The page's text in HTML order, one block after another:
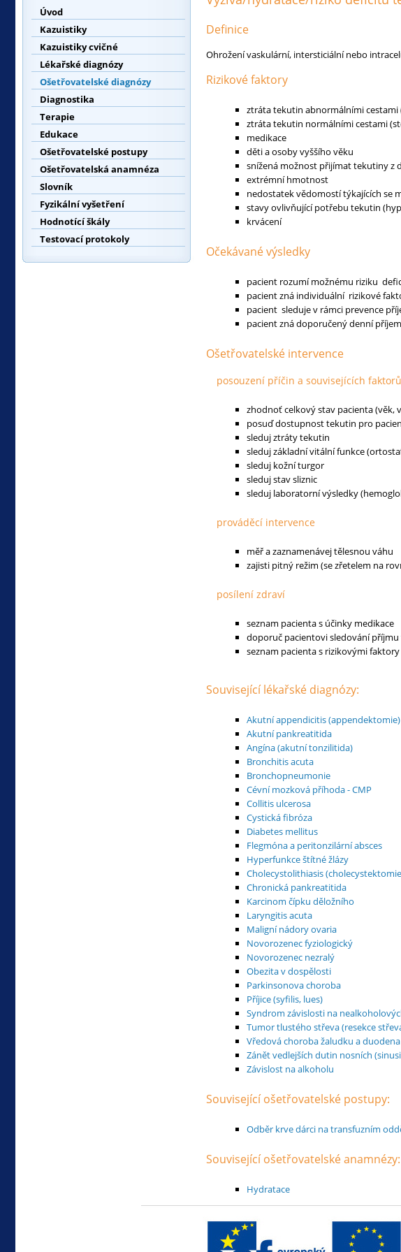
Úvod
Kazuistiky
Kazuistiky cvičné
Lékařské diagnózy
Ošetřovatelské diagnózy
Diagnostika
Terapie
Edukace
Ošetřovatelské postupy
Ošetřovatelská anamnéza
Slovník
Fyzikální vyšetření
Hodnotící škály
Testovací protokoly
Definice
Ohrožení vaskulární, intersticiální nebo
Rizikové faktory
ztráta tekutin abnormálními cestami
ztráta tekutin normálními cestami
medikace
děti a osoby vyššího věku
snížená možnost přijímat tekutiny z
extrémní hmotnost
nedostatek vědomostí týkajících se
stavy ovlivňující potřebu tekutin
krvácení
Očekávané výsledky
pacient rozumí možnému riziku
pacient zná individuální rizikové
pacient sleduje v rámci prevence
pacient zná doporučený denní
Ošetřovatelské intervence
posouzení příčin a souvisejících faktorů
zhodnoť celkový stav pacienta (věk,
posuď dostupnost tekutin pro
sleduj ztráty tekutin
sleduj základní vitální funkce
sleduj kožní turgor
sleduj stav sliznic
sleduj laboratorní výsledky
prováděcí intervence
měř a zaznamenávej tělesnou váhu
zajisti pitný režim (se zřetelem na
posílení zdraví
seznam pacienta s účinky medikace
doporuč pacientovi sledování
seznam pacienta s rizikovými faktory
Související lékařské diagnózy:
Akutní appendicitis (appendektomie)
Akutní pankreatitida
Angína (akutní tonzilitida)
Bronchitis acuta
Bronchopneumonie
Cévní mozková příhoda - CMP
Collitis ulcerosa
Cystická fibróza
Diabetes mellitus
Flegmóna a peritonzilární absces
Hyperfunkce štítné žlázy
Cholecystolithiasis
Chronická pankreatitida
Karcinom čípku děložního
Laryngitis acuta
Maligní nádory ovaria
Novorozenec fyziologický
Novorozenec nezralý
Obezita v dospělosti
Parkinsonova choroba
Příjice (syfilis, lues)
Syndrom závislosti na
Tumor tlustého střeva (resekce
Vředová choroba žaludku a duodena
Zánět vedlejších dutin nosních
Závislost na alkoholu
Související ošetřovatelské postupy:
Odběr krve dárci na transfuzním
Související ošetřovatelské anamnézy:
Hydratace